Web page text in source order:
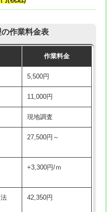
の作業料金表
作業料金
5,500円
11,000円
現地調査
27,500円～
+3,300円/ｍ
42,350円